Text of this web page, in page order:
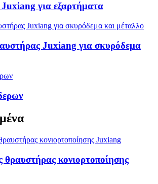
για εξαρτήματα
Juxiang για σκυρόδεμα
θραυστήρας κονιορτοποίησης